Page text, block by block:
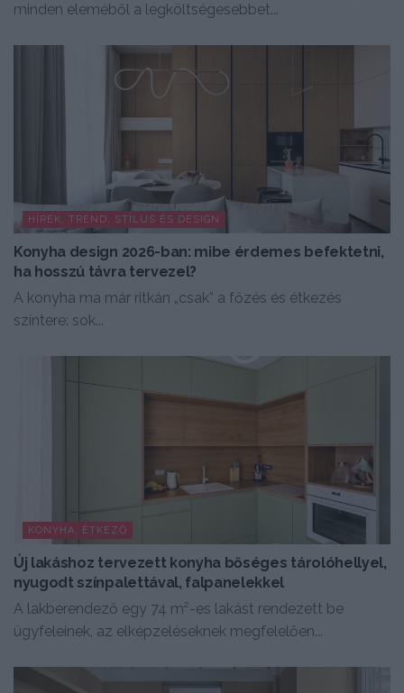
minden eleméből a legköltségesebbet...
HÍREK, TREND, STÍLUS ÉS DESIGN
Konyha design 2026-ban: mibe érdemes befektetni,
ha hosszú távra tervezel?
A konyha ma már ritkán „csak” a főzés és étkezés
színtere: sok...
KONYHA, ÉTKEZŐ
Új lakáshoz tervezett konyha bőséges tárolóhellyel,
nyugodt színpalettával, falpanelekkel
A lakberendező egy 74 m²-es lakást rendezett be
ügyfeleinek, az elképzeléseknek megfelelően...